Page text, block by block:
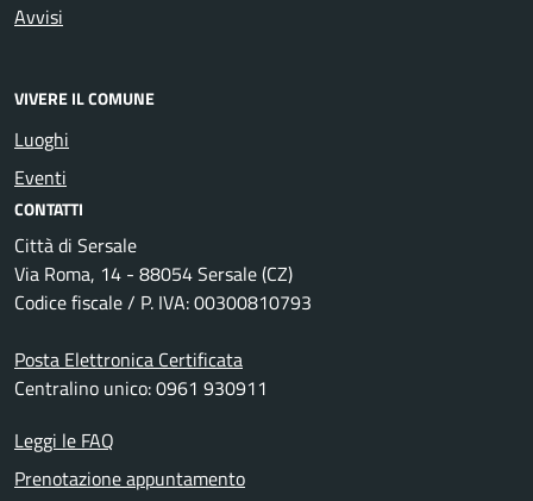
Avvisi
VIVERE IL COMUNE
Luoghi
Eventi
CONTATTI
Città di Sersale
Via Roma, 14 - 88054 Sersale (CZ)
Codice fiscale / P. IVA: 00300810793
Posta Elettronica Certificata
Centralino unico: 0961 930911
Leggi le FAQ
Prenotazione appuntamento